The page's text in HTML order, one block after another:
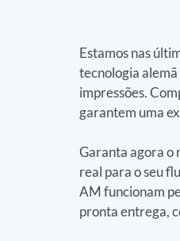
Estamos nas
tecnologia
impressões.
garantem uma
Garanta agora o
real para o seu
AM funcionam
pronta entrega,